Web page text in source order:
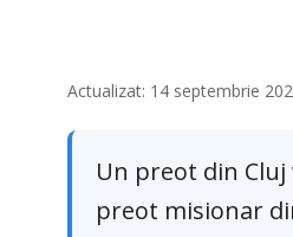
Actualizat: 14 septembrie
Un preot din Cluj
preot misionar